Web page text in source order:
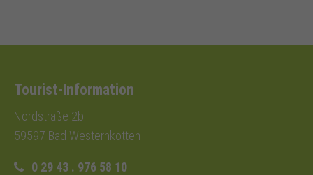
Tourist-Information
Nordstraße 2b
59597 Bad Westernkotten
0 29 43 . 976 58 10